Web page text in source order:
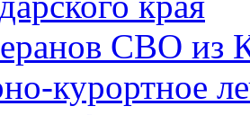
СВО из
курортное